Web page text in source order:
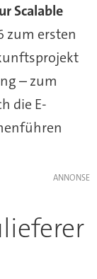
Scalable
zum ersten
– zum
die E-